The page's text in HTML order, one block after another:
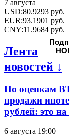
7 августа
USD:80.9293 руб.
EUR:93.1901 руб.
CNY:11.9684 руб.
Лента
новостей ↓
По оценкам
продажи
рублей: это
6 августа 19:00